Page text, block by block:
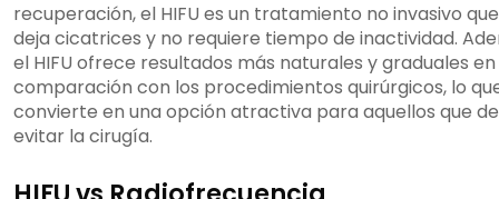
recuperación, el HIFU es un tratamiento no invasivo
deja cicatrices y no requiere tiempo de inactividad.
el HIFU ofrece resultados más naturales y graduales en
comparación con los procedimientos quirúrgicos, lo
convierte en una opción atractiva para aquellos que
evitar la cirugía.